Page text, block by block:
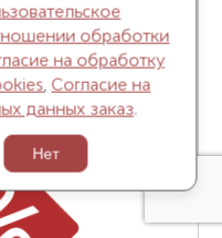
обработки
на обработку
, Согласие на
данных заказ.
Нет